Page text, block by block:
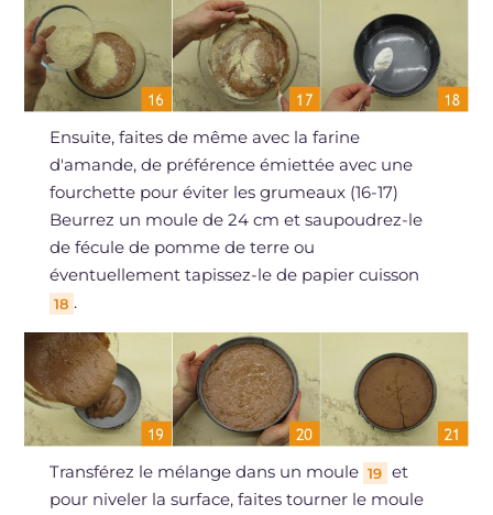
Ensuite, faites de même avec la farine
d'amande, de préférence émiettée avec une
fourchette pour éviter les grumeaux (16-17)
Beurrez un moule de 24 cm et saupoudrez-le
de fécule de pomme de terre ou
éventuellement tapissez-le de papier cuisson
18 .
Transférez le mélange dans un moule 19 et
pour niveler la surface, faites tourner le moule